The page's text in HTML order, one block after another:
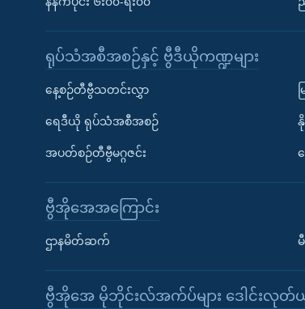
Learning English
ရုပ်သံအစီအစဉ်နှင့် ဗွီဒီယိုကဏ္ဍများ
နေ့စဉ်တီဗွီသတင်းလွှာ
ရေဒီယို ရုပ်သံအစီအစဉ်
အပတ်စဉ်တီဗွီမဂ္ဂဇင်း
ဗွီအိုအေအကြောင်း
ဌာနမိတ်ဆက်
ဗွီအိုအေ မိုဘိုင်းလ်အက်ပ်များ ဒေါင်းလုတ်